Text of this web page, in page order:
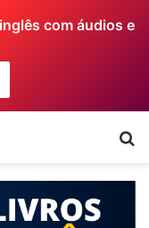
com áudios e